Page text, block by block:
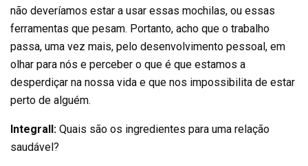
não deveríamos estar a usar essas mochilas, ou essas
ferramentas que pesam. Portanto, acho que o trabalho
passa, uma vez mais, pelo desenvolvimento pessoal, em
olhar para nós e perceber o que é que estamos a
desperdiçar na nossa vida e que nos impossibilita de estar
perto de alguém.
Integrall: Quais são os ingredientes para uma relação
saudável?